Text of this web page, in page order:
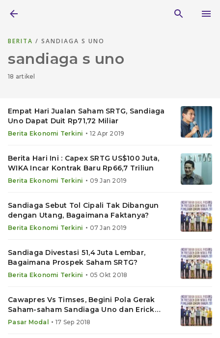
BERITA / SANDIAGA S UNO
sandiaga s uno
18 artikel
Empat Hari Jualan Saham SRTG, Sandiaga
Uno Dapat Duit Rp71,72 Miliar
Berita Ekonomi Terkini • 12 Apr 2019
Berita Hari Ini : Capex SRTG US$100 Juta,
WIKA Incar Kontrak Baru Rp66,7 Triliun
Berita Ekonomi Terkini • 09 Jan 2019
Sandiaga Sebut Tol Cipali Tak Dibangun
dengan Utang, Bagaimana Faktanya?
Berita Ekonomi Terkini • 07 Jan 2019
Sandiaga Divestasi 51,4 Juta Lembar,
Bagaimana Prospek Saham SRTG?
Berita Ekonomi Terkini • 05 Okt 2018
Cawapres Vs Timses, Begini Pola Gerak
Saham-saham Sandiaga Uno dan Erick
Thohir
Pasar Modal • 17 Sep 2018